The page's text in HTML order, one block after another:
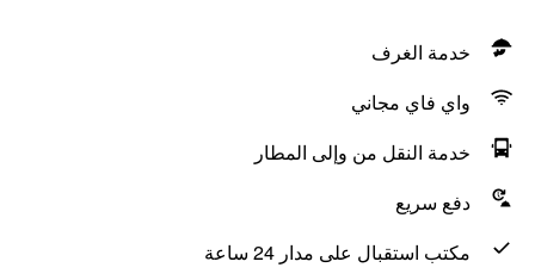
خدمة الغرف
واي فاي مجاني
خدمة النقل من وإلى المطار
دفع سريع
مكتب استقبال على مدار 24 ساعة